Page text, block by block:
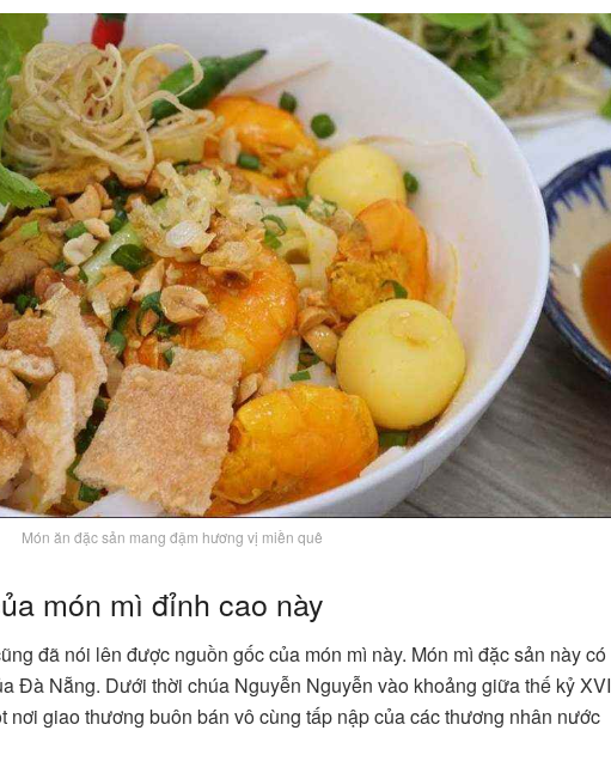
Món ăn đặc sản mang đậm hương vị miền quê
món mì đỉnh cao này
đã nói lên được nguồn gốc của món mì này. Món mì đặc sản này có
Đà Nẵng. Dưới thời chúa Nguyễn Nguyễn vào khoảng giữa thế kỷ XVI
nơi giao thương buôn bán vô cùng tấp nập của các thương nhân nước